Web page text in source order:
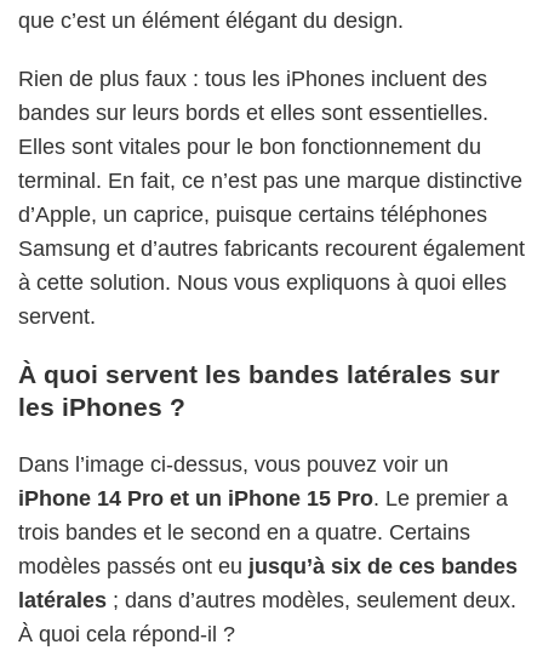
que c’est un élément élégant du design.
Rien de plus faux : tous les iPhones incluent des
bandes sur leurs bords et elles sont essentielles.
Elles sont vitales pour le bon fonctionnement du
terminal. En fait, ce n’est pas une marque distinctive
d’Apple, un caprice, puisque certains téléphones
Samsung et d’autres fabricants recourent également
à cette solution. Nous vous expliquons à quoi elles
servent.
À quoi servent les bandes latérales sur
les iPhones ?
Dans l’image ci-dessus, vous pouvez voir un
iPhone 14 Pro et un iPhone 15 Pro. Le premier a
trois bandes et le second en a quatre. Certains
modèles passés ont eu jusqu’à six de ces bandes
latérales ; dans d’autres modèles, seulement deux.
À quoi cela répond-il ?